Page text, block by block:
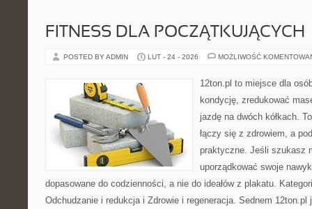
FITNESS DLA POCZĄTKUJĄCYCH
POSTED BY ADMIN LUT - 24 - 2026 MOŻLIWOŚĆ
12ton.pl to miejsce dla
kondycję, zredukować
jazdę na dwóch kółkach.
łączy się z zdrowiem, a
praktyczne. Jeśli szukasz
uporządkować swoje
dopasowane do codzienności, a nie do ideałów z plakatu.
Odchudzanie i redukcja i Zdrowie i regeneracja. Sednem